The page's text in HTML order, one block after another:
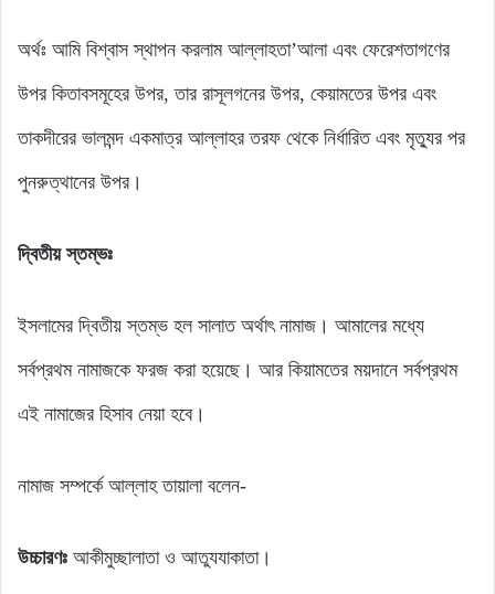
অর্থঃ আমি বিশ্বাস স্থাপন করলাম আল্লাহতা’আলা এবং ফেরেশতাগণের
উপর কিতাবসমূহের উপর, তার রাসূলগনের উপর, কেয়ামতের উপর এবং
তাকদীরের ভালমন্দ একমাত্র আল্লাহর তরফ থেকে নির্ধারিত এবং মৃত্যুর পর
পুনরুত্থানের উপর।
দ্বিতীয় স্তম্ভঃ
ইসলামের দ্বিতীয় স্তম্ভ হল সালাত অর্থাৎ নামাজ। আমালের মধ্যে
সর্বপ্রথম নামাজকে ফরজ করা হয়েছে। আর কিয়ামতের ময়দানে সর্বপ্রথম
এই নামাজের হিসাব নেয়া হবে।
নামাজ সম্পর্কে আল্লাহ তায়ালা বলেন-
উচ্চারণঃ আকীমুচ্ছালাতা ও আতুযযাকাতা।